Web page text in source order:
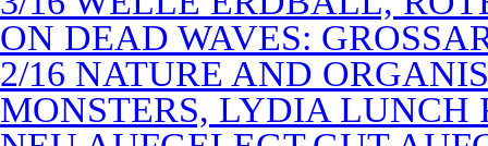
ON DEAD WAVES:
2/16 NATURE AND
MONSTERS, LYDIA LUNCH